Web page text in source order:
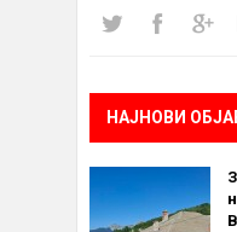
НАЈНОВИ